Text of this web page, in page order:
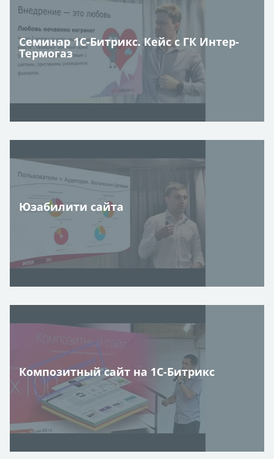
Семинар 1С-Битрикс. Кейс с ГК Интер-
Термогаз
Юзабилити сайта
Композитный сайт на 1С-Битрикс